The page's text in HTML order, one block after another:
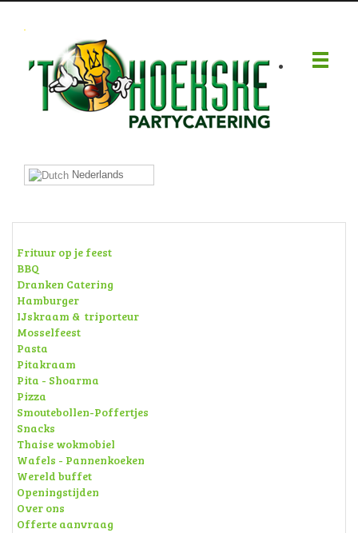
.
Nederlands
Frituur op je feest
BBQ
Dranken Catering
Hamburger
IJskraam & triporteur
Mosselfeest
Pasta
Pitakraam
Pita - Shoarma
Pizza
Smoutebollen-Poffertjes
Snacks
Thaise wokmobiel
Wafels - Pannenkoeken
Wereld buffet
Openingstijden
Over ons
Offerte aanvraag